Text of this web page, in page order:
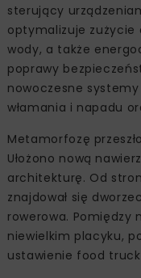
sterujący
optymalizuje zużycie
wody, a także
poprawy
nowoczesne
włamania i napadu
Metamorfozę
Ułożono nową
architekturę. Od
znajdował się
rowerowa. Pomiędzy
niewielkim placyku,
ustawienie food